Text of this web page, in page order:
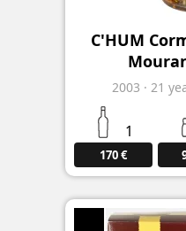
C'HUM
2003 · 21
1
170 €